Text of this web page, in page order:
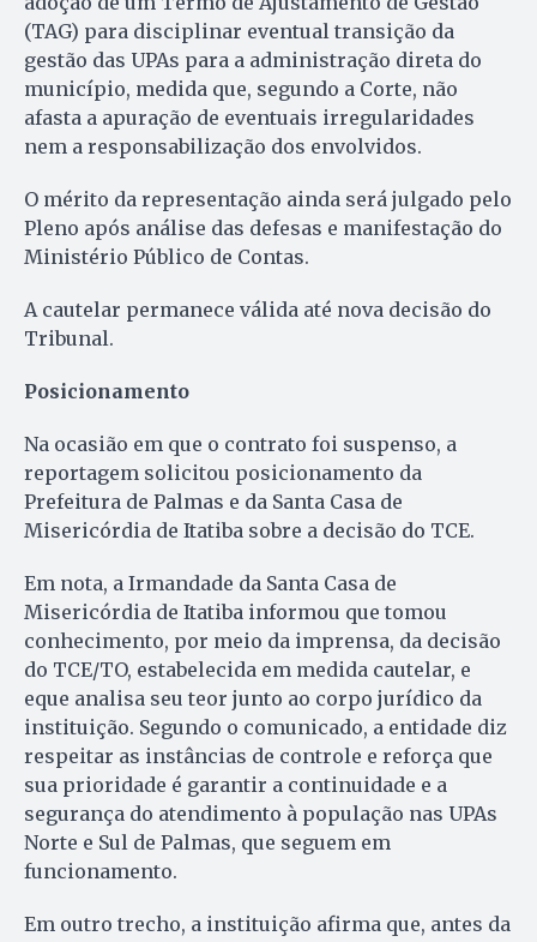
(TAG) para disciplinar eventual transição da
gestão das UPAs para a administração direta do
município, medida que, segundo a Corte, não
afasta a apuração de eventuais irregularidades
nem a responsabilização dos envolvidos.
O mérito da representação ainda será julgado pelo
Pleno após análise das defesas e manifestação do
Ministério Público de Contas.
A cautelar permanece válida até nova decisão do
Tribunal.
Posicionamento
Na ocasião em que o contrato foi suspenso, a
reportagem solicitou posicionamento da
Prefeitura de Palmas e da Santa Casa de
Misericórdia de Itatiba sobre a decisão do TCE.
Em nota, a Irmandade da Santa Casa de
Misericórdia de Itatiba informou que tomou
conhecimento, por meio da imprensa, da decisão
do TCE/TO, estabelecida em medida cautelar, e
eque analisa seu teor junto ao corpo jurídico da
instituição. Segundo o comunicado, a entidade diz
respeitar as instâncias de controle e reforça que
sua prioridade é garantir a continuidade e a
segurança do atendimento à população nas UPAs
Norte e Sul de Palmas, que seguem em
funcionamento.
Em outro trecho, a instituição afirma que, antes da